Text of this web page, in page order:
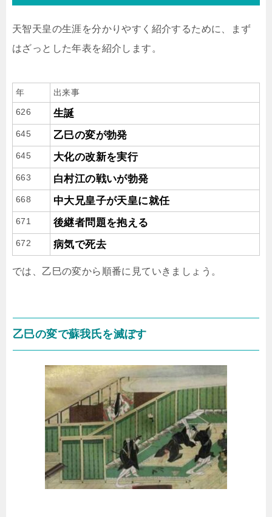
天智天皇の生涯を分かりやすく紹介するために、まず
はざっとした年表を紹介します。
年
出来事
626
生誕
645 乙巳の変が勃発
645 大化の改新を実行
663 白村江の戦いが勃発
668 中大兄皇子が天皇に就任
671 後継者問題を抱える
672 病気で死去
では、乙巳の変から順番に見ていきましょう。
乙巳の変で蘇我氏を滅ぼす